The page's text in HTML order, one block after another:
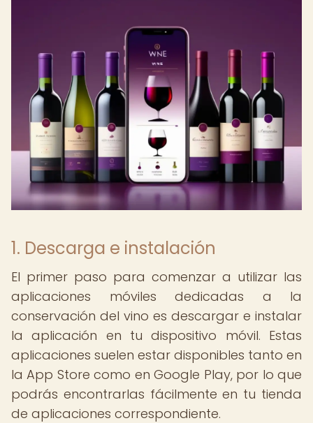
1. Descarga e instalación
El primer paso para comenzar a utilizar las
aplicaciones móviles dedicadas a la
conservación del vino es descargar e instalar
la aplicación en tu dispositivo móvil. Estas
aplicaciones suelen estar disponibles tanto en
la App Store como en Google Play, por lo que
podrás encontrarlas fácilmente en tu tienda
de aplicaciones correspondiente.